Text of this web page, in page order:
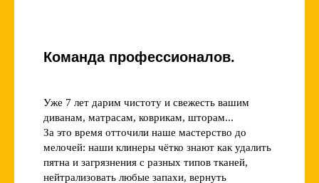
Команда профессионалов.
Уже 7 лет дарим чистоту и свежесть вашим
диванам, матрасам, коврикам, шторам...
За это время отточили наше мастерство до
мелочей: наши клинеры чётко знают как удалить
пятна и загрязнения с разных типов тканей,
нейтрализовать любые запахи, вернуть